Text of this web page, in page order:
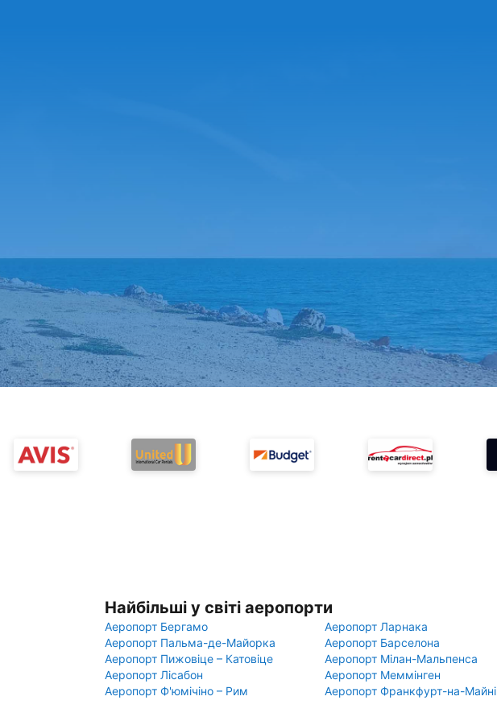
Найбільші у світі аеропорти
Аеропорт Бергамо
Аеропорт Ларнака
Аеропорт Пальма-де-Майорка
Аеропорт Барселона
Аеропорт Пижовіце – Катовіце
Аеропорт Мілан-Мальпенса
Аеропорт Лісабон
Аеропорт Меммінген
Аеропорт Ф'юмічіно – Рим
Аеропорт Франкфурт-на-Майні